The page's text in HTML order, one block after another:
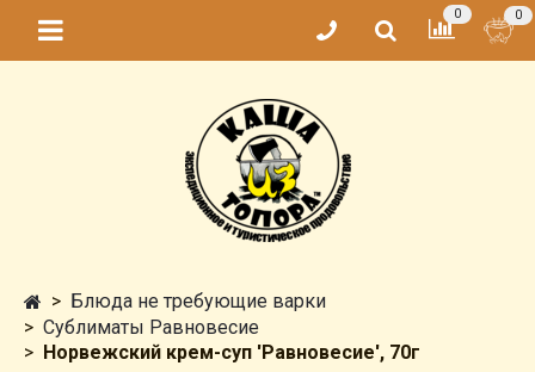
0 0
Блюда не требующие варки
Сублиматы Равновесие
Норвежский крем-суп 'Равновесие', 70г